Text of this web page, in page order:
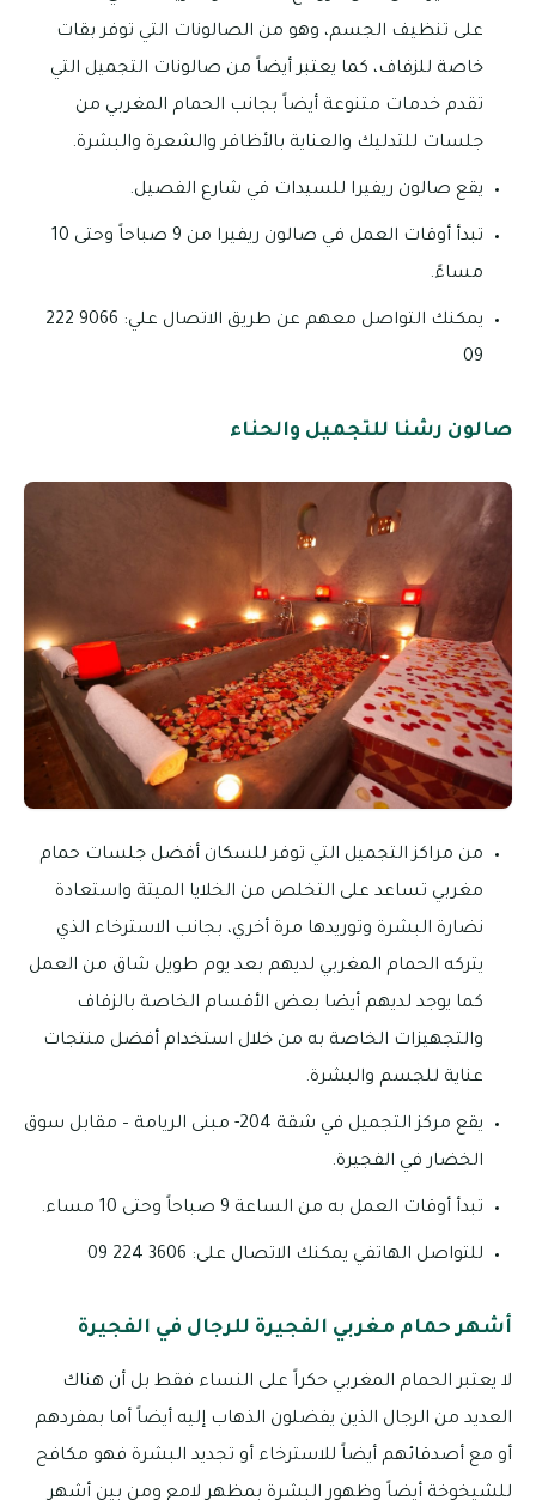
على تنظيف الجسم، وهو من الصالونات التي توفر بقات
خاصة للزفاف، كما يعتبر أيضاً من صالونات التجميل التي
تقدم خدمات متنوعة أيضاً بجانب الحمام المغربي من
جلسات للتدليك والعناية بالأظافر والشعرة والبشرة.
يقع صالون ريفيرا للسيدات في شارع الفصيل.
تبدأ أوقات العمل في صالون ريفيرا من 9 صباحاً وحتى 10
مساءً.
يمكنك التواصل معهم عن طريق الاتصال علي: 9066 222
09
صالون رشنا للتجميل والحناء
من مراكز التجميل التي توفر للسكان أفضل جلسات حمام
مغربي تساعد على التخلص من الخلايا الميتة واستعادة
نضارة البشرة وتوريدها مرة أخري، بجانب الاسترخاء الذي
يتركه الحمام المغربي لديهم بعد يوم طويل شاق من العمل
كما يوجد لديهم أيضا بعض الأقسام الخاصة بالزفاف
والتجهيزات الخاصة به من خلال استخدام أفضل منتجات
عناية للجسم والبشرة.
يقع مركز التجميل في شقة 204- مبنى الريامة – مقابل سوق
الخضار في الفجيرة.
تبدأ أوقات العمل به من الساعة 9 صباحاً وحتى 10 مساء.
للتواصل الهاتفي يمكنك الاتصال على: 3606 224 09
أشهر حمام مغربي الفجيرة للرجال في الفجيرة
لا يعتبر الحمام المغربي حكراً على النساء فقط بل أن هناك
العديد من الرجال الذين يفضلون الذهاب إليه أيضاً أما بمفردهم
أو مع أصدقائهم أيضاً للاسترخاء أو تجديد البشرة فهو مكافح
للشيخوخة أيضاً وظهور البشرة بمظهر لامع ومن بين أشهر